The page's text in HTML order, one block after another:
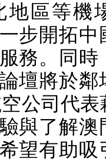
地區等機
步開拓中
務。同時
壇將於鄰
公司代表
與了解澳
望有助吸